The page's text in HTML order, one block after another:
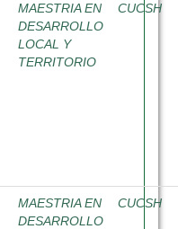
MAESTRIA EN
DESARROLLO
LOCAL Y
TERRITORIO
CUCSH
MAESTRIA EN
DESARROLLO
CUCSH